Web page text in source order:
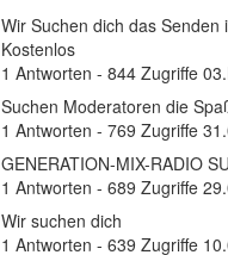
Wir Suchen dich das Senden
Kostenlos
1 Antworten - 844 Zugriffe
Suchen Moderatoren die
1 Antworten - 769 Zugriffe
GENERATION-MIX-RADIO
1 Antworten - 689 Zugriffe
Wir suchen dich
1 Antworten - 639 Zugriffe